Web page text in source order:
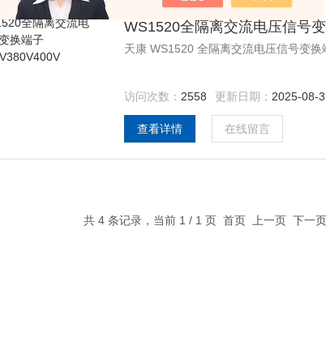
WS1520全隔离交流电压信号
天康 WS1520 全隔离交流电压信号变
访问次数： 2558 更新日期： 2025-08-
查看详情 在线留言
共 4 条记录，当前 1 / 1 页 首页 上一页 下一